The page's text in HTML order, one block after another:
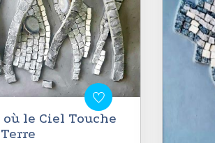
où le Ciel Touche